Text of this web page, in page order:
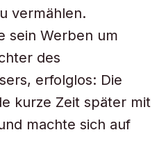
vermählen.
sein Werben um
des
erfolglos: Die
kurze Zeit später mit
machte sich auf